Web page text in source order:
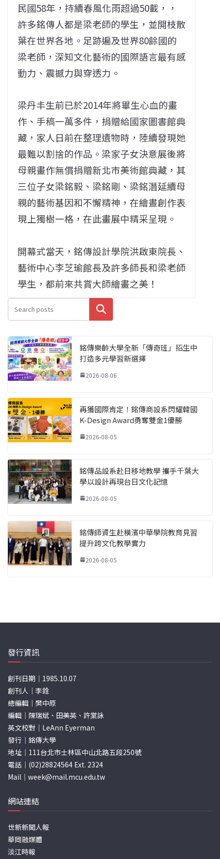
民國58年，持續春風化雨超過50載，，
許多銘傳人都是梁老師的學生，並開枝散
葉在世界各地。足跡遍及世界80餘國的
梁老師，深知文化藝術的國際語言最有感
動力、震撼力與穿透力。
梁丹丰生前已於2014年將畢生心血的畫
作、手稿一萬多件，捐贈給國家圖書館典
藏，家人日前在整理遺物時，陸續發現她
最難以割捨的作品。梁家子女決意展後將
母親畫作無償捐贈新北市美術館典藏，其
三位子女梁銘毅、梁銘剛、梁銘潛延續母
親的藝術基因和不懈精神，在繪晝創作表
現上獨樹一格，在此畫展中精采呈現。
開幕式當天，銘傳設計學院洪啟東院長、
藝術中心李芝瑜館長及許多師長和梁老師
學生，都前來共賞大師繪畫之美！
搜尋
銘傳樂齡大學全新「傳奇班」招生中
打造多元學習新選擇
2026-08-06
再獲國際肯定！銘傳商設系閃耀韓國
K-Design Award勇奪雙金1優勝
2026-08-05
銘傳品設系赴日移地教學 攜手千葉大
學以設計再現台日文化記憶
2026-08-05
銘傳師資生赴橫濱中華學院教育見習
提升跨文化教學實力
2026-08-05
發行資訊
創刊日期｜1985.10.07
創刊人｜李銓
總編輯｜樊中原
編輯｜陳瑞斌、田美英、許棠詠
英文校對｜LeAnn Eyerman
發行｜銘傳大學
地址｜111台北市士林區中山北路五段250號
電話｜(02)28824564 Ext. 2324
Mail｜ week@mail.mcu.edu.tw
網站連結
世新新聞人報
華岡融媒體
淡江時報